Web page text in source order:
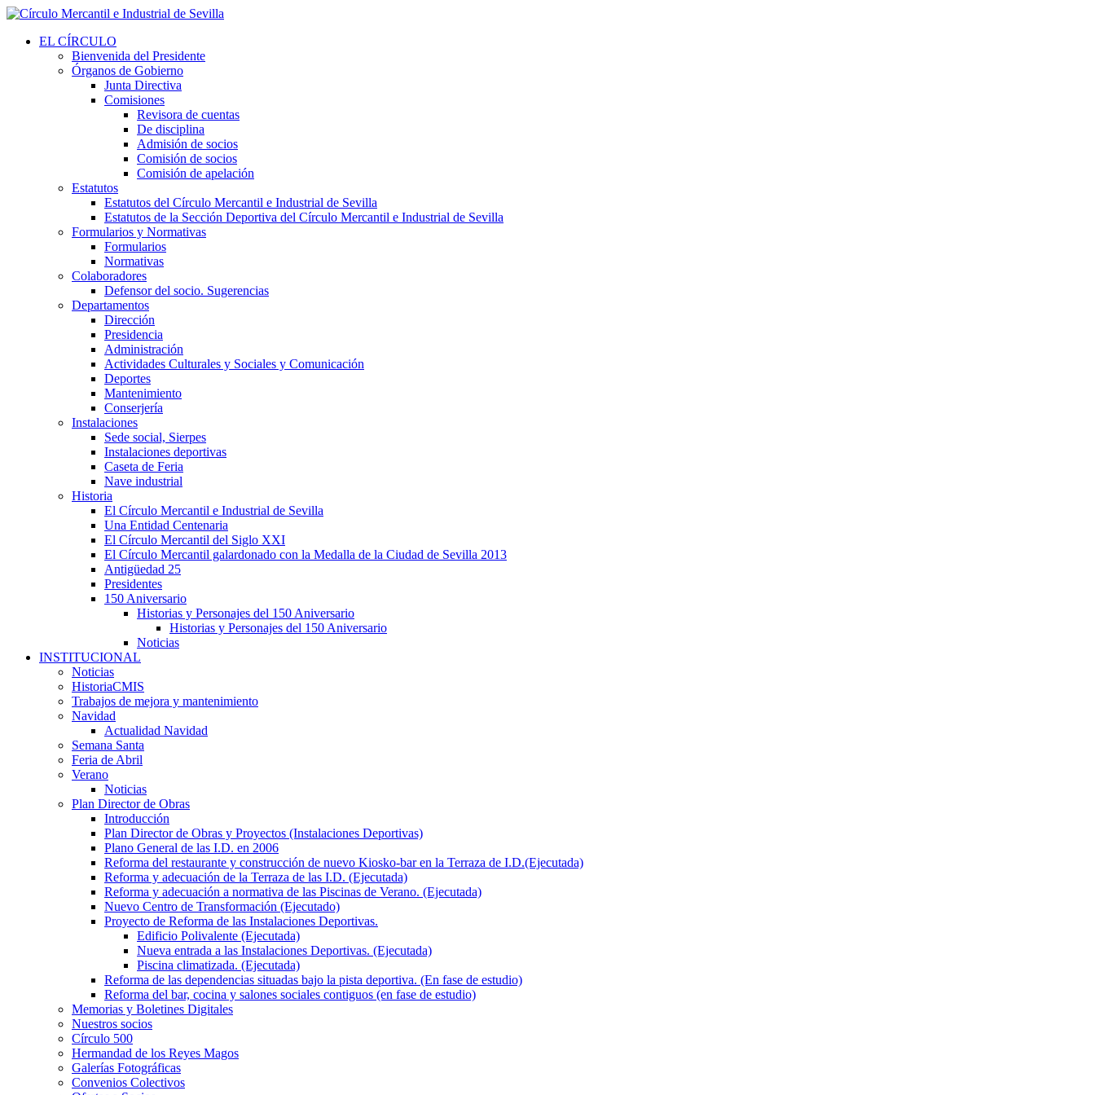
EL CÍRCULO
Bienvenida del Presidente
Órganos de Gobierno
Junta Directiva
Comisiones
Revisora de cuentas
De disciplina
Admisión de socios
Comisión de socios
Comisión de apelación
Estatutos
Estatutos del Círculo Mercantil e Industrial de Sevilla
Estatutos de la Sección Deportiva del Círculo Mercantil e Industrial de Sevilla
Formularios y Normativas
Formularios
Normativas
Colaboradores
Defensor del socio. Sugerencias
Departamentos
Dirección
Presidencia
Administración
Actividades Culturales y Sociales y Comunicación
Deportes
Mantenimiento
Conserjería
Instalaciones
Sede social, Sierpes
Instalaciones deportivas
Caseta de Feria
Nave industrial
Historia
El Círculo Mercantil e Industrial de Sevilla
Una Entidad Centenaria
El Círculo Mercantil del Siglo XXI
El Círculo Mercantil galardonado con la Medalla de la Ciudad de Sevilla 2013
Antigüedad 25
Presidentes
150 Aniversario
Historias y Personajes del 150 Aniversario
Historias y Personajes del 150 Aniversario
Noticias
INSTITUCIONAL
Noticias
HistoriaCMIS
Trabajos de mejora y mantenimiento
Navidad
Actualidad Navidad
Semana Santa
Feria de Abril
Verano
Noticias
Plan Director de Obras
Introducción
Plan Director de Obras y Proyectos (Instalaciones Deportivas)
Plano General de las I.D. en 2006
Reforma del restaurante y construcción de nuevo Kiosko-bar en la Terraza de I.D.(Ejecutada)
Reforma y adecuación de la Terraza de las I.D. (Ejecutada)
Reforma y adecuación a normativa de las Piscinas de Verano. (Ejecutada)
Nuevo Centro de Transformación (Ejecutado)
Proyecto de Reforma de las Instalaciones Deportivas.
Edificio Polivalente (Ejecutada)
Nueva entrada a las Instalaciones Deportivas. (Ejecutada)
Piscina climatizada. (Ejecutada)
Reforma de las dependencias situadas bajo la pista deportiva. (En fase de estudio)
Reforma del bar, cocina y salones sociales contiguos (en fase de estudio)
Memorias y Boletines Digitales
Nuestros socios
Círculo 500
Hermandad de los Reyes Magos
Galerías Fotográficas
Convenios Colectivos